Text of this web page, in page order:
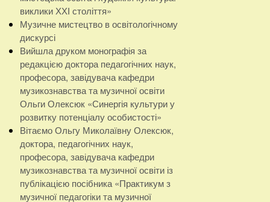
виклики ХХІ століття»
Музичне мистецтво в освітологічному
дискурсі
Вийшла друком монографія за
редакцією доктора педагогічних наук,
професора, завідувача кафедри
музикознавства та музичної освіти
Ольги Олексюк «Синергія культури у
розвитку потенціалу особистості»
Вітаємо Ольгу Миколаївну Олексюк,
доктора, педагогічних наук,
професора, завідувача кафедри
музикознавства та музичної освіти із
публікацією посібника «Практикум з
музичної педагогіки та музичної